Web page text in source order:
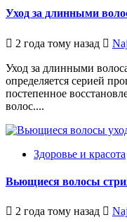
Уход за длинными
2 года тому назад
Уход за длинными
определяется серией
постепенное
волос....
Здоровье и красота
Вьющиеся волосы
2 года тому назад